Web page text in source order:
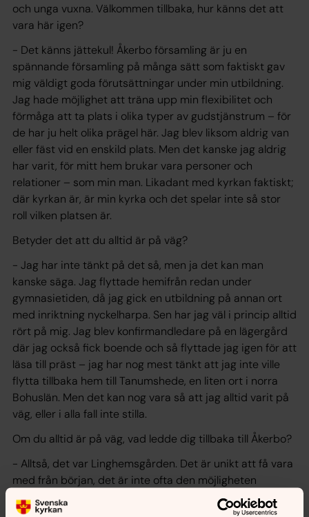
och unga vuxna. Välkommen tillbaka, hur känns det att
vara här igen?
- Det känns jättekul! Åkerbo församling är ju en
spännande församling på många sätt som faktiskt gav
mig väldigt goda förutsättningar under min utbildning.
Jag hade möjlighet att träna upp min flexibilitet och
förmåga att ta plats i olika typer av gudstjänstrum – för
de har ju helt olika prägel här. Jag blev liksom aldrig van
eller fäst vid en enskild plats. Men det kanske jag aldrig
har varit, för mitt hem brukar vara personer och
relationer – som min man. Likadant med kyrkan faktiskt;
där kyrkan är, är min kyrka och det spelar inte så stor
roll vilken platsen är.
Betyder det att du alltid är på väg?
- Jag har inte tänkt på det så, men ja det kan man
kanske säga. Jag flyttade hemifrån redan under
gymnasietiden, då jag gick en utbildning på annan ort
med inriktning nyckelharpa. Sen har jag väl i princip alltid
rört på mig. Jag blev konfirmandledare på en lägergård
där jag också fick boende och så flyttade jag igen för att
läsa till präst – jag har nog mest tänkt att jag inte ville
flytta tillbaka hem till Tanumshede, en liten ort i norra
Bohuslän. Men det kan nog vara så att jag alltid varit på
väg, eller i alla fall inte stilla.
Om du alltid är på väg, vad ledde dig tillbaka till Åkerbo?
- Alltså, det var Linghemsgården. Det är unikt att få vara
med från början, det är inte ofta den möjligheten
kommer. Här får jag vara med och bygga församling med
helt nya förutsättningar. Det är lite nytt för mig att vara i